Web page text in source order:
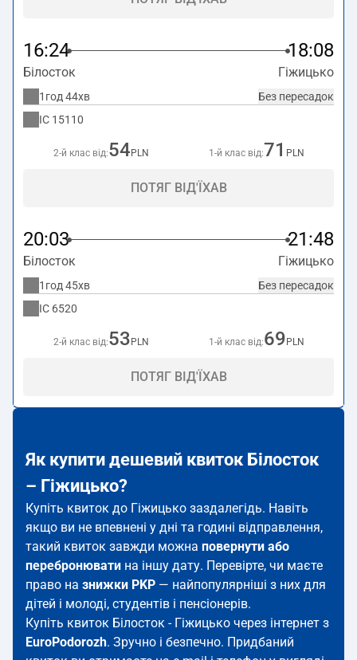
16:24 18:08
Білосток Гіжицько
Без пересадок
1год 44хв
IC 15110
2-й клас від:54 PLN 1-й клас від:71 PLN
ПОТЯГ ВІД'ЇХАВ
20:03 21:48
Білосток Гіжицько
Без пересадок
1год 45хв
IC 6520
2-й клас від:53 PLN 1-й клас від:69 PLN
ПОТЯГ ВІД'ЇХАВ
Як купити дешевий квиток Білосток
– Гіжицько?
Купіть квиток до Гіжицько заздалегідь. Навіть
якщо ви не впевнені у дні та годині відправлення,
такий квиток завжди можна повернути або
перебронювати на іншу дату. Перевірте, чи маєте
право на знижки PKP — найпопулярніші з них для
дітей і молоді, студентів і пенсіонерів.
Купіть квиток Білосток - Гіжицько через інтернет з
EuroPodorozh. Зручно і безпечно. Придбаний